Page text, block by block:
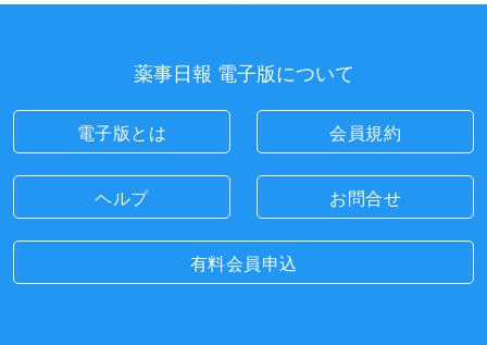
薬事日報 電子版について
電子版とは 会員規約
ヘルプ お問合せ
有料会員申込